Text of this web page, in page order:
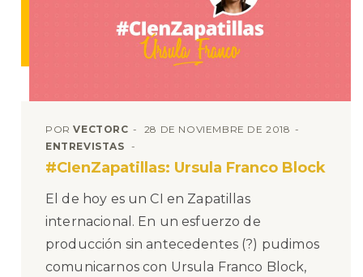
PORVECTORC
28 DE NOVIEMBRE DE 2018
ENTREVISTAS
#CIenZapatillas: Ursula Franco Block
El de hoy es un CI en Zapatillas
internacional. En un esfuerzo de
producción sin antecedentes (?) pudimos
comunicarnos con Ursula Franco Block,